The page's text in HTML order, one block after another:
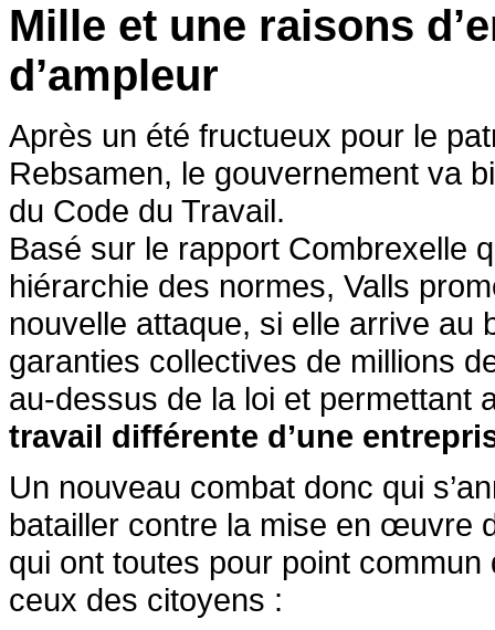
Mille et une raisons
d’ampleur
Après un été fructueux pour le
Rebsamen, le gouvernement va
du Code du Travail.
Basé sur le rapport Combrexelle
hiérarchie des normes, Valls
nouvelle attaque, si elle arrive au
garanties collectives de millions
au-dessus de la loi et permettant
travail différente d’une
Un nouveau combat donc qui
batailler contre la mise en œuvre
qui ont toutes pour point
ceux des citoyens :